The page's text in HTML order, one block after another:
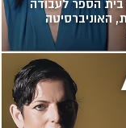
הספר לעבודה
האוניברסיטה